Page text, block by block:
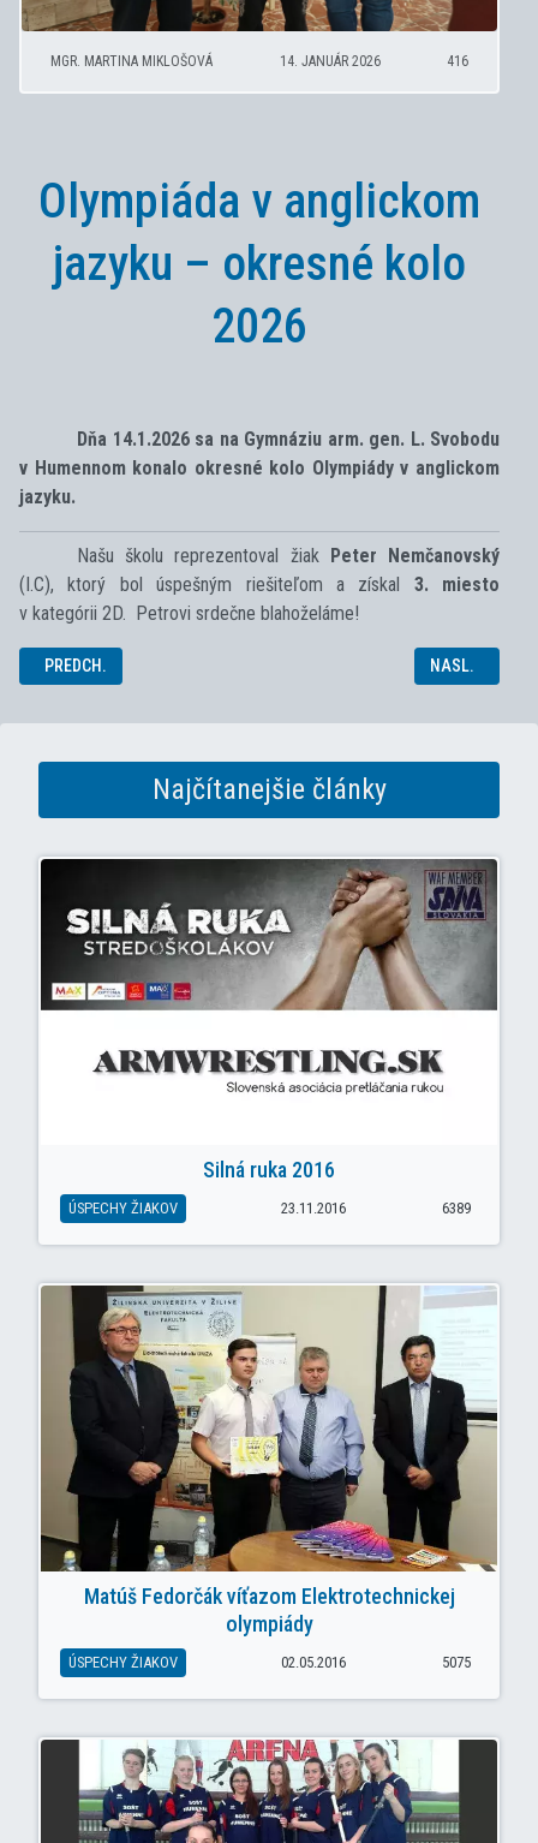
MGR. MARTINA MIKLOŠOVÁ 14. JANUÁR 2026 416
Olympiáda v anglickom
jazyku – okresné kolo
2026
Dňa 14.1.2026 sa na Gymnáziu arm. gen. L. Svobodu
v Humennom konalo okresné kolo Olympiády v anglickom
jazyku.
Našu školu reprezentoval žiak Peter Nemčanovský
(I.C), ktorý bol úspešným riešiteľom a získal 3. miesto
v kategórii 2D. Petrovi srdečne blahoželáme!
PREDCHÁDZAJÚCI ČLÁNOK: H/AMFO ROBERTA SPIELMANNA 2026 -
PREDCH. NASLEDUJÚCI
NASL.
Najčítanejšie články
Silná ruka 2016
ÚSPECHY ŽIAKOV 23.11.2016 6389
Matúš Fedorčák víťazom Elektrotechnickej
olympiády
ÚSPECHY ŽIAKOV 02.05.2016 5075